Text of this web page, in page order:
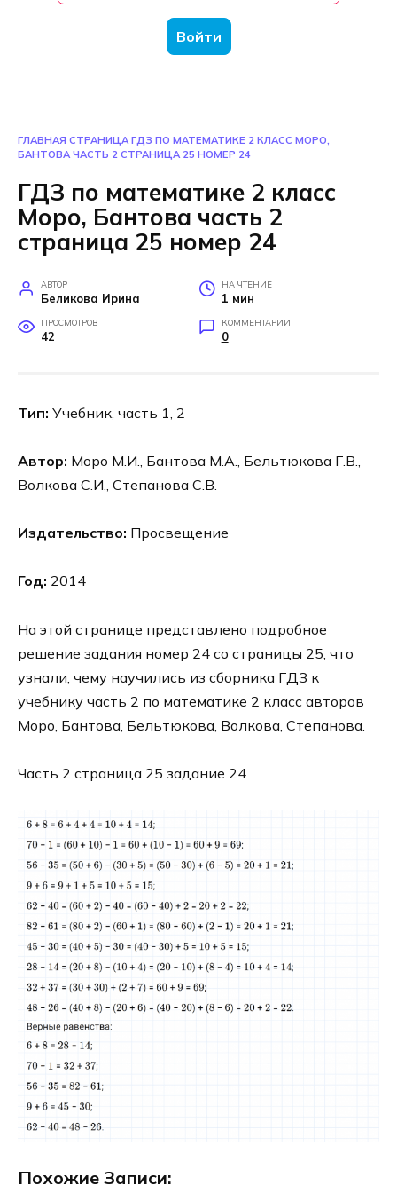
Войти
ГЛАВНАЯ СТРАНИЦА ГДЗ ПО МАТЕМАТИКЕ 2 КЛАСС МОРО,
БАНТОВА ЧАСТЬ 2 СТРАНИЦА 25 НОМЕР 24
ГДЗ по математике 2 класс
Моро, Бантова часть 2
страница 25 номер 24
АВТОР
Беликова Ирина
НА ЧТЕНИЕ
1 мин
ПРОСМОТРОВ
42
КОММЕНТАРИИ
0
Тип: Учебник, часть 1, 2
Автор: Моро М.И., Бантова М.А., Бельтюкова Г.В.,
Волкова С.И., Степанова С.В.
Издательство: Просвещение
Год: 2014
На этой странице представлено подробное
решение задания номер 24 со страницы 25, что
узнали, чему научились из сборника ГДЗ к
учебнику часть 2 по математике 2 класс авторов
Моро, Бантова, Бельтюкова, Волкова, Степанова.
Часть 2 страница 25 задание 24
Похожие Записи: